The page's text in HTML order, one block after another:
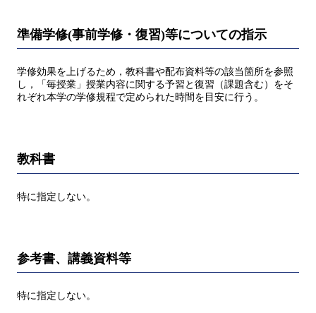
準備学修(事前学修・復習)等についての指示
学修効果を上げるため，教科書や配布資料等の該当箇所を参照
し，「毎授業」授業内容に関する予習と復習（課題含む）をそ
れぞれ本学の学修規程で定められた時間を目安に行う。
教科書
特に指定しない。
参考書、講義資料等
特に指定しない。